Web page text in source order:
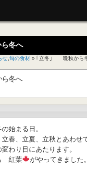
冬へ
せ 旬の食材 » ｢立冬｣ 晩秋から
冬へ
の始まる日。
立春、立夏、立秋とあわせ
変わり目にあたります。
紅葉
がやってきました。